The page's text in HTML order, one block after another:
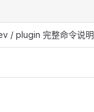
/ plugin 完整命令说明